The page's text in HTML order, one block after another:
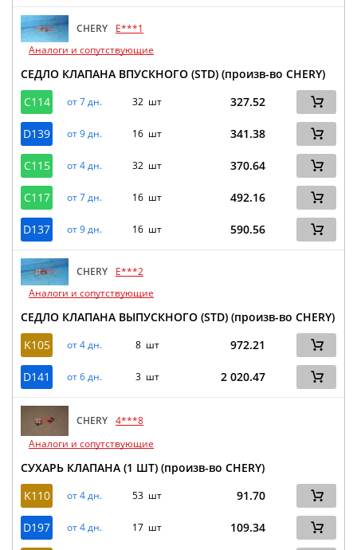
CHERY
E***1
Аналоги и сопутствующие
СЕДЛО КЛАПАНА ВПУСКНОГО (STD) (произв-во CHERY)
C114
от 7 дн. 32 шт 327.52
D139 от 9 дн. 16 шт 341.38
C115 от 4 дн. 32 шт 370.64
C117 от 7 дн. 16 шт 492.16
D137 от 9 дн. 16 шт 590.56
CHERY
E***2
Аналоги и сопутствующие
СЕДЛО КЛАПАНА ВЫПУСКНОГО (STD) (произв-во CHERY)
K105
от 4 дн. 8 шт 972.21
D141 от 6 дн. 3 шт 2 020.47
CHERY 4***8
Аналоги и сопутствующие
СУХАРЬ КЛАПАНА (1 ШТ) (произв-во CHERY)
K110
от 4 дн. 53 шт 91.70
D197 от 4 дн. 17 шт 109.34